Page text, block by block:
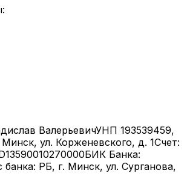
ВалерьевичУНП 193539459,
Минск, ул. Корженевского, д. 1Счет:
БИК Банка:
банка: РБ, г. Минск, ул. Сурганова,